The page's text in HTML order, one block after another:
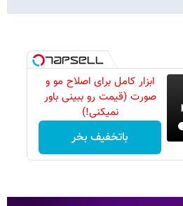
ابزار کامل برای اصلاح مو و
صورت (قیمت رو ببینی باور
نمیکنی!)
باتخفیف بخر